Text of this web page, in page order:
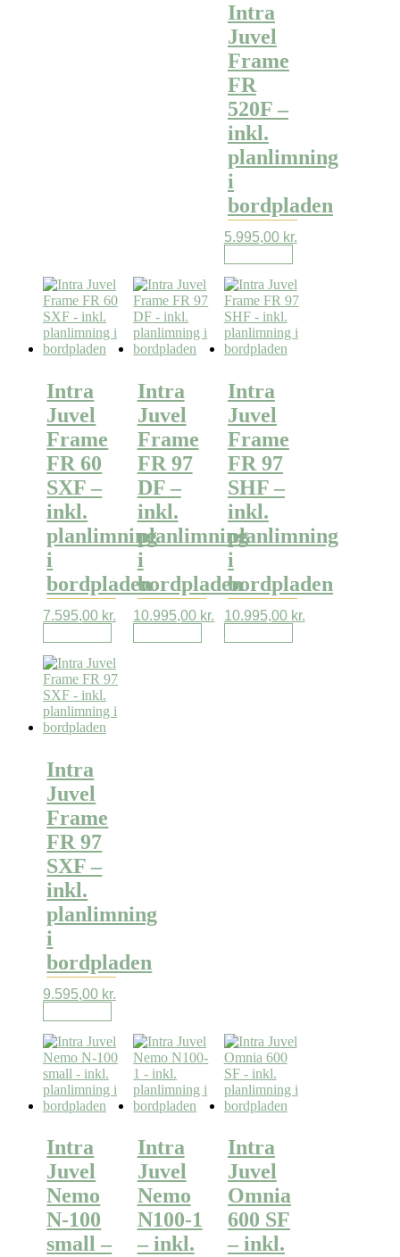
Intra
Juvel
Frame
FR
520F –
inkl.
planlimning
i
bordpladen
5.995,00 kr.
Intra
Juvel
Frame
FR 60
SXF –
inkl.
planlimning
i
bordpladen
7.595,00 kr.
Intra
Juvel
Frame
FR 97
DF –
inkl.
planlimning
i
bordpladen
10.995,00 kr.
Intra
Juvel
Frame
FR 97
SHF –
inkl.
planlimning
i
bordpladen
10.995,00 kr.
Intra
Juvel
Frame
FR 97
SXF –
inkl.
planlimning
i
bordpladen
9.595,00 kr.
Intra
Juvel
Nemo
N-100
small –
Intra
Juvel
Nemo
N100-1
– inkl.
Intra
Juvel
Omnia
600 SF
– inkl.